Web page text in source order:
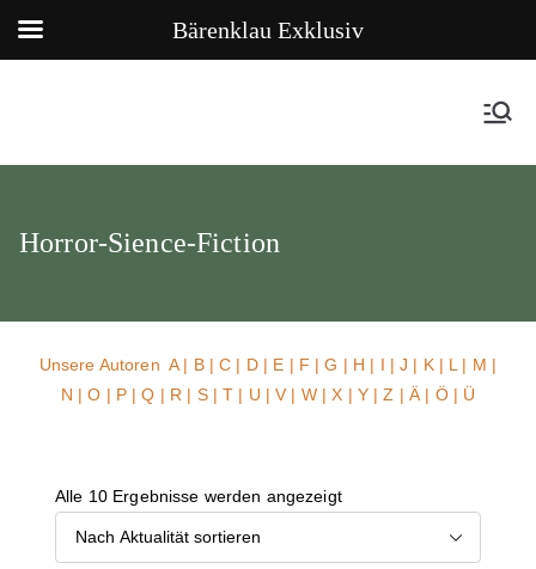
Horror-Sience-Fiction
Unsere AutorenA| B|C | D| E | F |G | H | I |J | K| L | M |
N |O | P|Q | R | S|T | U | V | W| X | Y | Z | Ä | Ö | Ü
Alle 10 Ergebnisse werden angezeigt
Bärenklau Exklusiv